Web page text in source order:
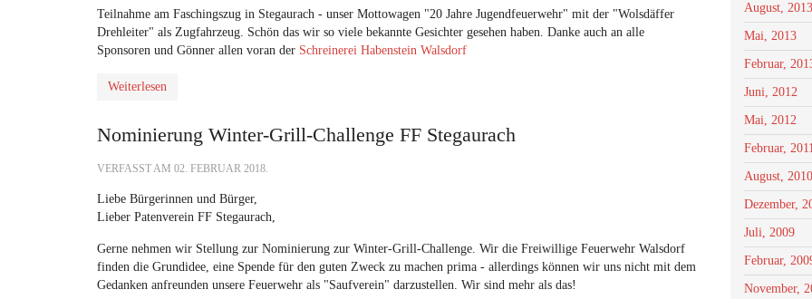
Teilnahme am Faschingszug in Stegaurach - unser Mottowagen "20 Jahre Jugendfeuerwehr" mit der "Wolsdäffer
Drehleiter" als Zugfahrzeug. Schön das wir so viele bekannte Gesichter gesehen haben. Danke auch an alle
Sponsoren und Gönner allen voran der Schreinerei Habenstein Walsdorf
Weiterlesen
Nominierung Winter-Grill-Challenge FF Stegaurach
VERFASST AM 02. FEBRUAR 2018.
Liebe Bürgerinnen und Bürger,
Lieber Patenverein FF Stegaurach,
Gerne nehmen wir Stellung zur Nominierung zur Winter-Grill-Challenge. Wir die Freiwillige Feuerwehr Walsdorf
finden die Grundidee, eine Spende für den guten Zweck zu machen prima - allerdings können wir uns nicht mit dem
Gedanken anfreunden unsere Feuerwehr als "Saufverein" darzustellen. Wir sind mehr als das!
August, 2013
Mai, 2013
Februar,
Juni, 2012
Mai, 2012
Februar,
August, 2010
Dezember,
Juli, 2009
Februar,
November,